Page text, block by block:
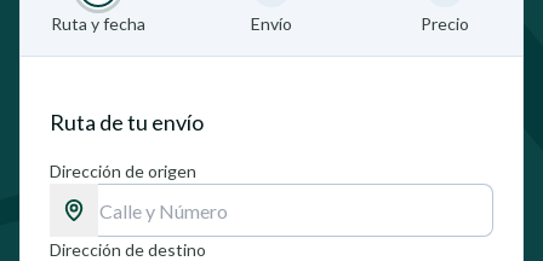
Ruta y fecha Envío Precio
Ruta de tu envío
Dirección de origen
Dirección de destino